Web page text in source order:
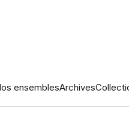
ensemblesArchives